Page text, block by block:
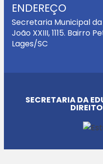
ENDEREÇO
Secretaria Municipal
João XXIII, 1115. Bairro
Lages/SC
SECRETARIA DA